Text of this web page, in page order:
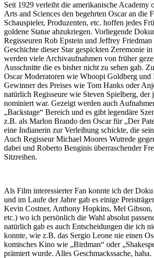
Seit 1929 verleiht die amerikanische Academy
Arts and Sciences den begehrten Oscar an die
Schauspieler, Produzenten, etc. hoffen jedes
goldene Statue abzukriegen. Vorliegende
Regisseuren Rob Epstein und Jeffrey
Geschichte dieser Star gespickten Zeremonie
werden viele Archivaufnahmen von früher
Ausschnitte die es bisher nicht zu sehen gab.
Oscar Moderatoren wie Whoopi Goldberg
Gewinner des Preises wie Tom Hanks oder
natürlich Regisseure wie Steven Spielberg, der
nominiert war. Gezeigt werden auch
„Backstage“ Bereich und es gibt legendäre
z.B. als Marlon Brando den Oscar für „Der
eine Indianerin zur Verleihung schickte, die
Auch Regisseur Michael Moores Wutrede
dabei und Roberto Benginis überraschender
Sitzreihen.
Als Film interessierter Fan konnte ich der
und im Laufe der Jahre gab es einige
Kevin Costner, Anthony Hopkins, Mel
etc.) wo ich persönlich die Wahl absolut
natürlich gab es auch Entscheidungen die ich
konnte, wie z.B. das Sergio Leone nie einen
komisches Kino wie „Birdman“ oder
prämiert wurde. Alles Geschmackssache, haha.